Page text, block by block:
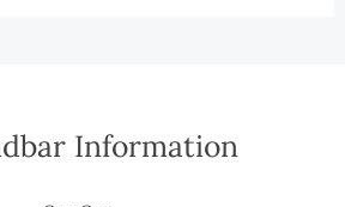
Information